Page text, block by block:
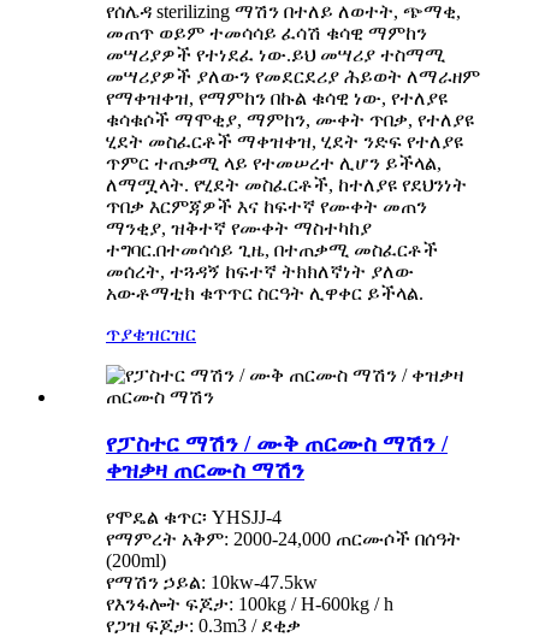
የሰሌዳ sterilizing ማሽን በተለይ ለወተት, ጭማቂ,
መጠጥ ወይም ተመሳሳይ ፈሳሽ ቁሳዊ ማምከን
መሣሪያዎች የተነደፈ ነው.ይህ መሣሪያ ተስማሚ
መሣሪያዎች ያለውን የመደርደሪያ ሕይወት ለማራዘም
የማቀዝቀዝ, የማምከን በኩል ቁሳዊ ነው, የተለያዩ
ቁሳቁሶች ማሞቂያ, ማምከን, ሙቀት ጥበቃ, የተለያዩ
ሂደት መስፈርቶች ማቀዝቀዝ, ሂደት ንድፍ የተለያዩ
ጥምር ተጠቃሚ ላይ የተመሠረተ ሊሆን ይችላል,
ለማሟላት. የሂደት መስፈርቶች, ከተለያዩ የደህንነት
ጥበቃ እርምጃዎች እና ከፍተኛ የሙቀት መጠን
ማንቂያ, ዝቅተኛ የሙቀት ማስተካከያ
ተግባር.በተመሳሳይ ጊዜ, በተጠቃሚ መስፈርቶች
መሰረት, ተጓዳኝ ከፍተኛ ትክክለኛነት ያለው
አውቶማቲክ ቁጥጥር ስርዓት ሊዋቀር ይችላል.
ጥያቄዝርዝር
የፓስተር ማሽን / ሙቅ ጠርሙስ ማሽን /
ቀዝቃዛ ጠርሙስ ማሽን
የሞዴል ቁጥር፡ YHSJJ-4
የማምረት አቅም: 2000-24,000 ጠርሙሶች በሰዓት
(200ml)
የማሽን ኃይል: 10kw-47.5kw
የእንፋሎት ፍጆታ: 100kg / H-600kg / h
የጋዝ ፍጆታ: 0.3m3 / ደቂቃ